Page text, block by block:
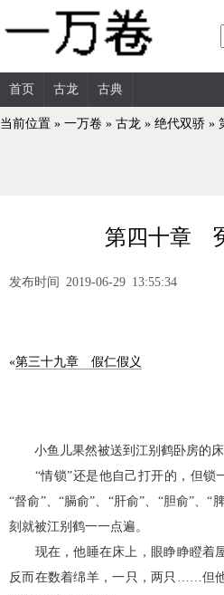
首页 古龙 古典
当前位置 » 一万卷 » 古龙 » 绝代双骄 »
第四十章
发布时间 2019-06-29 13:55:34
«第三十九章 假仁假义
小鱼儿果然被送到江别鹤卧房的床
“情锁”还是他自己打开的，但锁一
“督俞”、“膈俞”、“肝俞”、“胆俞”、“
刻就被江别鹤一一点遍。
现在，他睡在床上，眼睁睁瞪着屋
反而在数着绵羊，一只，两只……但